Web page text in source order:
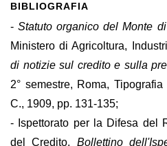
BIBLIOGRAFIA
-Statuto organico del Monte
Ministero di Agricoltura,
di notizie sul credito e sulla
2° semestre, Roma,
C., 1909, pp. 131-135;
- Ispettorato per la Difesa del
del Credito, Bollettino